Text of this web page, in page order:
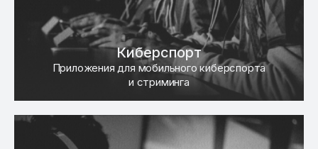
Киберспорт
Приложения для мобильного киберспорта
и стриминга